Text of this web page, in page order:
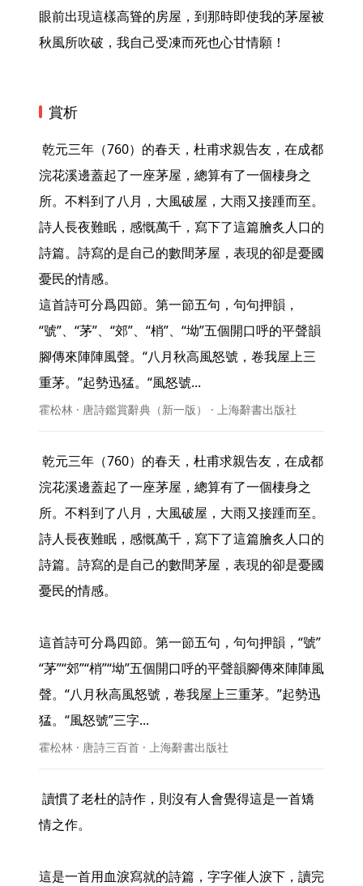
眼前出現這樣高聳的房屋，到那時即使我的茅屋被
秋風所吹破，我自己受凍而死也心甘情願！
賞析
浣花溪邊蓋起了一座茅屋，總算有了一個棲身之
所。不料到了八月，大風破屋，大雨又接踵而至。
詩人長夜難眠，感慨萬千，寫下了這篇膾炙人口的
詩篇。詩寫的是自己的數間茅屋，表現的卻是憂國
憂民的情感。
這首詩可分爲四節。第一節五句，句句押韻，
“號”、“茅”、“郊”、“梢”、“坳”五個開口呼的平聲韻
腳傳來陣陣風聲。“八月秋高風怒號，卷我屋上三
重茅。”起勢迅猛。“風怒號...
霍松林 · 唐詩鑑賞辭典（新一版） · 上海辭書出版社
浣花溪邊蓋起了一座茅屋，總算有了一個棲身之
所。不料到了八月，大風破屋，大雨又接踵而至。
詩人長夜難眠，感慨萬千，寫下了這篇膾炙人口的
詩篇。詩寫的是自己的數間茅屋，表現的卻是憂國
憂民的情感。
這首詩可分爲四節。第一節五句，句句押韻，“號”
“茅”“郊”“梢”“坳”五個開口呼的平聲韻腳傳來陣陣風
聲。“八月秋高風怒號，卷我屋上三重茅。”起勢迅
猛。“風怒號”三字...
霍松林 · 唐詩三百首 · 上海辭書出版社
情之作。
這是一首用血淚寫就的詩篇，字字催人淚下，讀完